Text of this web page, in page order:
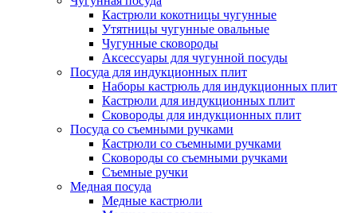
Кастрюли кокотницы чугунные
Утятницы чугунные овальные
Чугунные сковороды
Аксессуары для чугунной посуды
Посуда для индукционных плит
Наборы кастрюль для индукционных плит
Кастрюли для индукционных плит
Сковороды для индукционных плит
Посуда со съемными ручками
Кастрюли со съемными ручками
Сковороды со съемными ручками
Съемные ручки
Медная посуда
Медные кастрюли